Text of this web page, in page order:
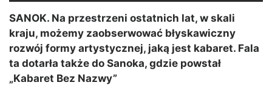
SANOK. Na przestrzeni ostatnich lat, w skali
kraju, możemy zaobserwować błyskawiczny
rozwój formy artystycznej, jaką jest kabaret. Fala
ta dotarła także do Sanoka, gdzie powstał
„Kabaret Bez Nazwy”